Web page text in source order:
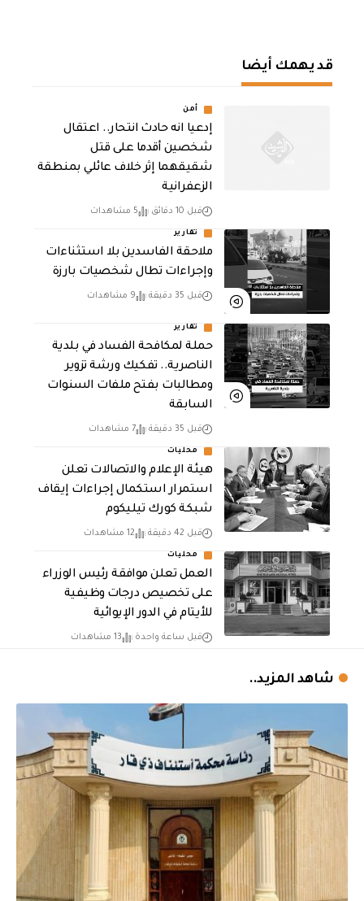
قد يهمك أيضا
أمن
إدعيا انه حادث انتحار.. اعتقال
شخصين أقدما على قتل
شقيقهما إثر خلاف عائلي بمنطقة
الزعفرانية
قبل 10 دقائق 5 مشاهدات
تقارير
ملاحقة الفاسدين بلا استثناءات
وإجراءات تطال شخصيات بارزة
قبل 35 دقيقة 9 مشاهدات
تقارير
حملة لمكافحة الفساد في بلدية
الناصرية.. تفكيك ورشة تزوير
ومطالبات بفتح ملفات السنوات
السابقة
قبل 35 دقيقة 7 مشاهدات
محليات
هيئة الإعلام والاتصالات تعلن
استمرار استكمال إجراءات إيقاف
شبكة كورك تيليكوم
قبل 42 دقيقة 12 مشاهدات
محليات
العمل تعلن موافقة رئيس الوزراء
على تخصيص درجات وظيفية
للأيتام في الدور الإيوائية
قبل ساعة واحدة 13 مشاهدات
شاهد المزيد..